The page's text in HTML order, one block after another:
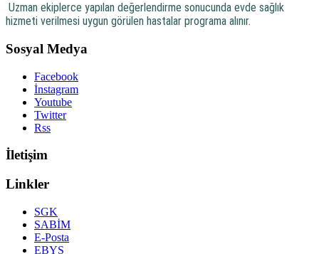
Uzman ekiplerce yapılan değerlendirme sonucunda evde sağlık
hizmeti verilmesi uygun görülen hastalar programa alınır.
Sosyal Medya
Facebook
İnstagram
Youtube
Twitter
Rss
İletişim
Linkler
SGK
SABİM
E-Posta
EBYS